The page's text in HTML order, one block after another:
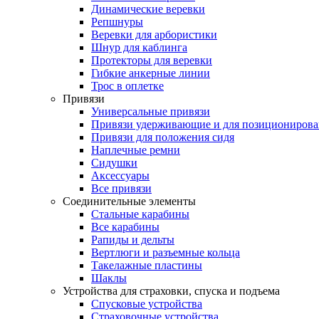
Динамические веревки
Репшнуры
Веревки для арбористики
Шнур для каблинга
Протекторы для веревки
Гибкие анкерные линии
Трос в оплетке
Привязи
Универсальные привязи
Привязи удерживающие и для
Привязи для положения сидя
Наплечные ремни
Сидушки
Аксессуары
Все привязи
Соединительные элементы
Стальные карабины
Все карабины
Рапиды и дельты
Вертлюги и разъемные кольца
Такелажные пластины
Шаклы
Устройства для страховки, спуска и подъема
Спусковые устройства
Страховочные устройства